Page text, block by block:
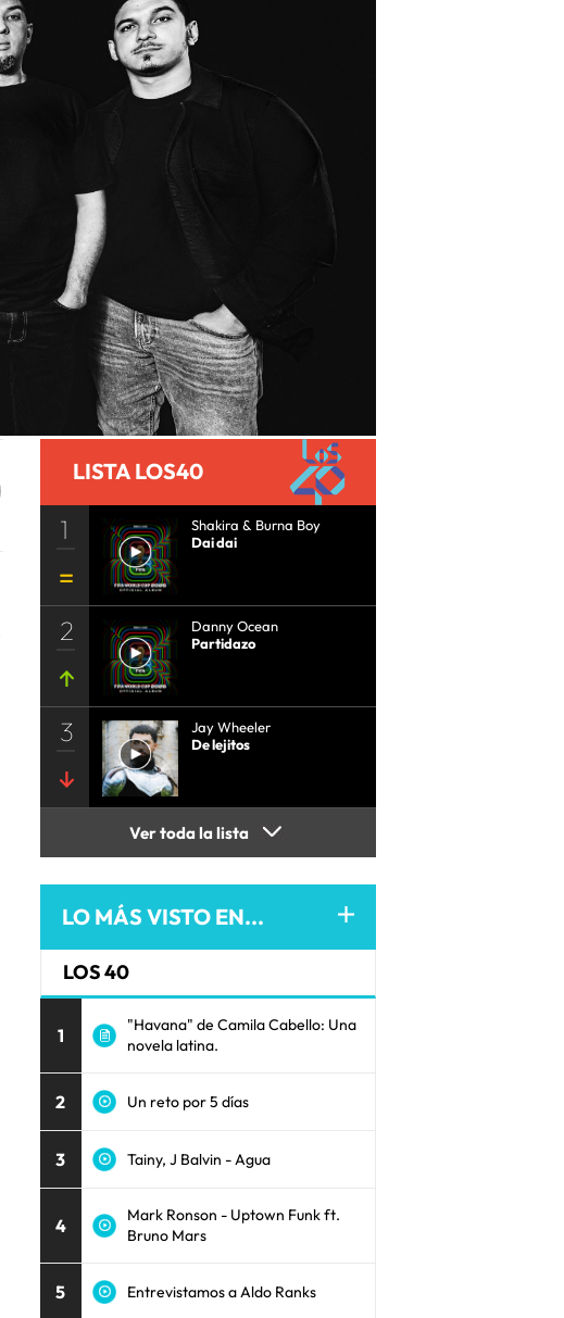
LISTA LOS40
1
Shakira & Burna Boy
Dai dai
2
Danny Ocean
Partidazo
3
Jay Wheeler
De lejitos
Ver toda la lista
LO MÁS VISTO EN...
LOS 40
1
"Havana" de Camila Cabello: Una
novela latina.
2 Un reto por 5 días
3 Tainy, J Balvin - Agua
4
Mark Ronson - Uptown Funk ft.
Bruno Mars
5 Entrevistamos a Aldo Ranks